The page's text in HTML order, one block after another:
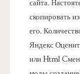
сайта.
скопировать
его.
Яндекс
или Html